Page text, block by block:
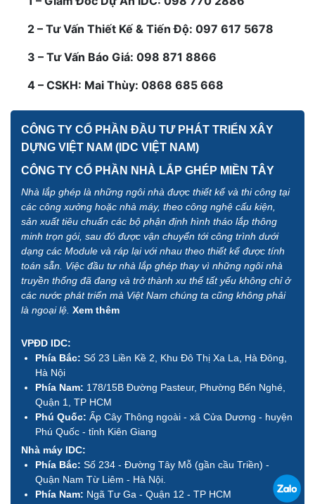
2 – Tư Vấn Thiết Kế & Tiến Độ: 097 617 5678
3 – Tư Vấn Báo Giá: 098 871 8866
4 – CSKH: Mai Thùy: 0868 685 668
CÔNG TY CỔ PHẦN ĐẦU TƯ PHÁT TRIỂN XÂY
DỰNG VIỆT NAM (IDC VIỆT NAM)
CÔNG TY CỔ PHẦN NHÀ LẮP GHÉP MIỀN TÂY
Nhà lắp ghép là những ngôi nhà được thiết kế và thi công tại
các công xưởng hoặc nhà máy, theo công nghệ cấu kiện,
sản xuất tiêu chuẩn các bộ phận định hình tháo lắp thông
minh trọn gói, sau đó được vận chuyển tới công trình dưới
dạng các Module và ráp lại với nhau theo thiết kế được tính
toán sẵn. Việc đầu tư nhà lắp ghép thay vì những ngôi nhà
truyền thống đã đang và trở thành xu thế tất yếu không chỉ ở
các nước phát triển mà Việt Nam chúng ta cũng không phải
là ngoại lệ. Xem thêm
VPĐD IDC:
Phía Bắc: Số 23 Liền Kề 2, Khu Đô Thị Xa La, Hà Đông,
Hà Nội
Phía Nam: 178/15B Đường Pasteur, Phường Bến Nghé,
Quận 1, TP HCM
Phú Quốc: Ấp Cây Thông ngoài - xã Cửa Dương - huyện
Phú Quốc - tỉnh Kiên Giang
Nhà máy IDC:
Phía Bắc: Số 234 - Đường Tây Mỗ (gần cầu Triền) -
Quận Nam Từ Liêm - Hà Nội.
Phía Nam: Ngã Tư Ga - Quận 12 - TP HCM